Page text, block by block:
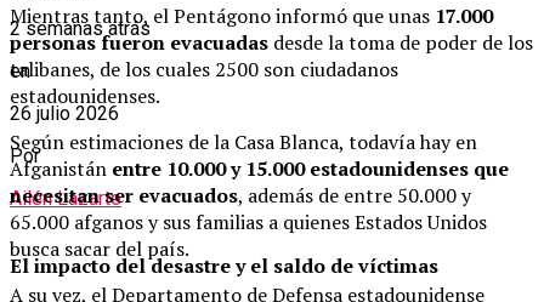
Mientras tanto, el Pentágono informó que unas 17.000
personas fueron evacuadas desde la toma de poder de los
talibanes, de los cuales 2500 son ciudadanos
estadounidenses.
Según estimaciones de la Casa Blanca, todavía hay en
Afganistán entre 10.000 y 15.000 estadounidenses que
necesitan ser evacuados, además de entre 50.000 y
65.000 afganos y sus familias a quienes Estados Unidos
busca sacar del país.
A su vez, el Departamento de Defensa estadounidense
2 semanas atrás
en
26 julio 2026
Por
Ailén Lazarte
El impacto del desastre y el saldo de víctimas